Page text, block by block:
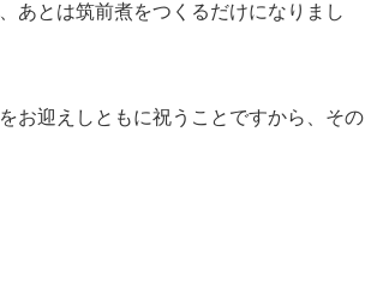
あとは筑前煮をつくるだけになりまし
お迎えしともに祝うことですから、その